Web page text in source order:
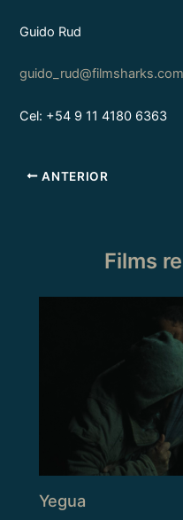
Guido Rud
guido_rud@filmsharks.com
Cel: +54 9 11 4180 6363
ANTERIOR
Films
Yegua